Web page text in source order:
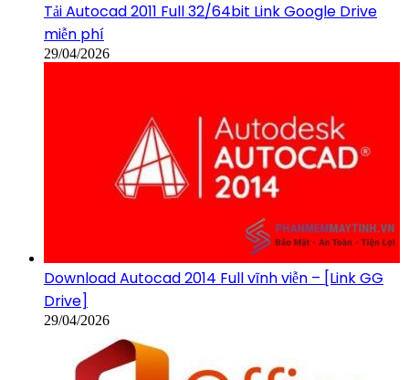
Tải Autocad 2011 Full 32/64bit Link Google Drive
miễn phí
29/04/2026
Download Autocad 2014 Full vĩnh viễn – [Link GG
Drive]
29/04/2026